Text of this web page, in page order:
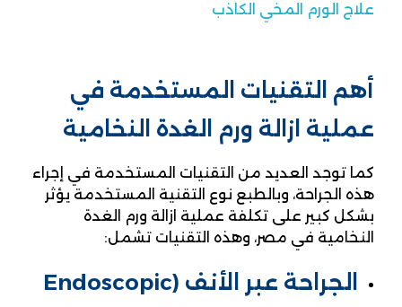
علاج الورم المخي الكاذب
أهم التقنيات المستخدمة في
عملية ازالة ورم الغدة النخامية
كما توجد العديد من التقنيات المستخدمة في إجراء
هذه الجراحة، وبالطبع نوع التقنية المستخدمة يؤثر
بشكل كبير على تكلفة عملية ازالة ورم الغدة
النخامية في مصر، وهذه التقنيات تشمل:
الجراحة عبر الأنف (Endoscopic